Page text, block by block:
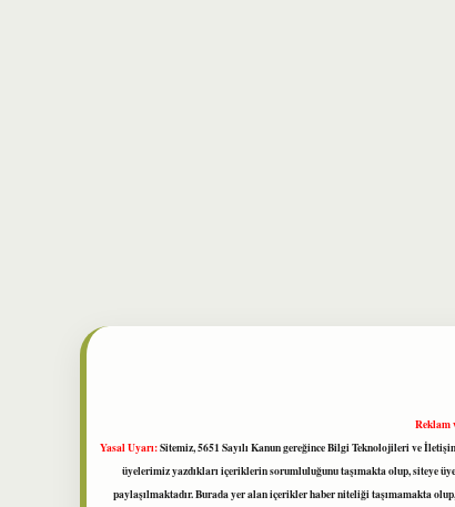
Reklam
Yasal Uyarı:Sitemiz, 5651 Sayılı Kanun gereğince Bilgi Teknolojileri ve
üyelerimiz yazdıkları içeriklerin sorumluluğunu taşımakta olup, siteye
paylaşılmaktadır. Burada yer alan içerikler haber niteliği taşımamakta